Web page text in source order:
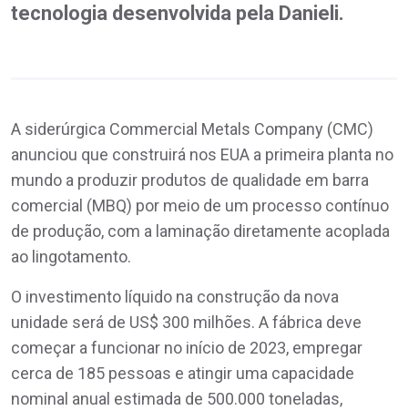
tecnologia desenvolvida pela Danieli.
A siderúrgica Commercial Metals Company (CMC)
anunciou que construirá nos EUA a primeira planta no
mundo a produzir produtos de qualidade em barra
comercial (MBQ) por meio de um processo contínuo
de produção, com a laminação diretamente acoplada
ao lingotamento.
O investimento líquido na construção da nova
unidade será de US$ 300 milhões. A fábrica deve
começar a funcionar no início de 2023, empregar
cerca de 185 pessoas e atingir uma capacidade
nominal anual estimada de 500.000 toneladas,